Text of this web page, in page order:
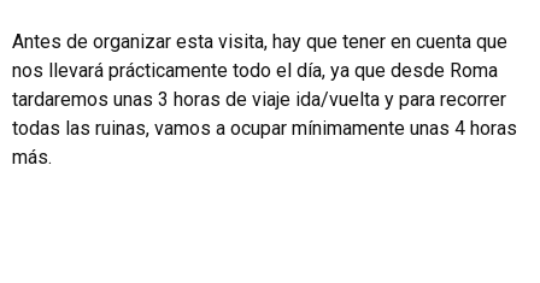
Antes de organizar esta visita, hay que tener en cuenta que
nos llevará prácticamente todo el día, ya que desde Roma
tardaremos unas 3 horas de viaje ida/vuelta y para recorrer
todas las ruinas, vamos a ocupar mínimamente unas 4 horas
más.